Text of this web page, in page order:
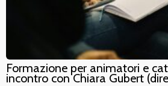
Formazione per animatori e
incontro con Chiara Gubert